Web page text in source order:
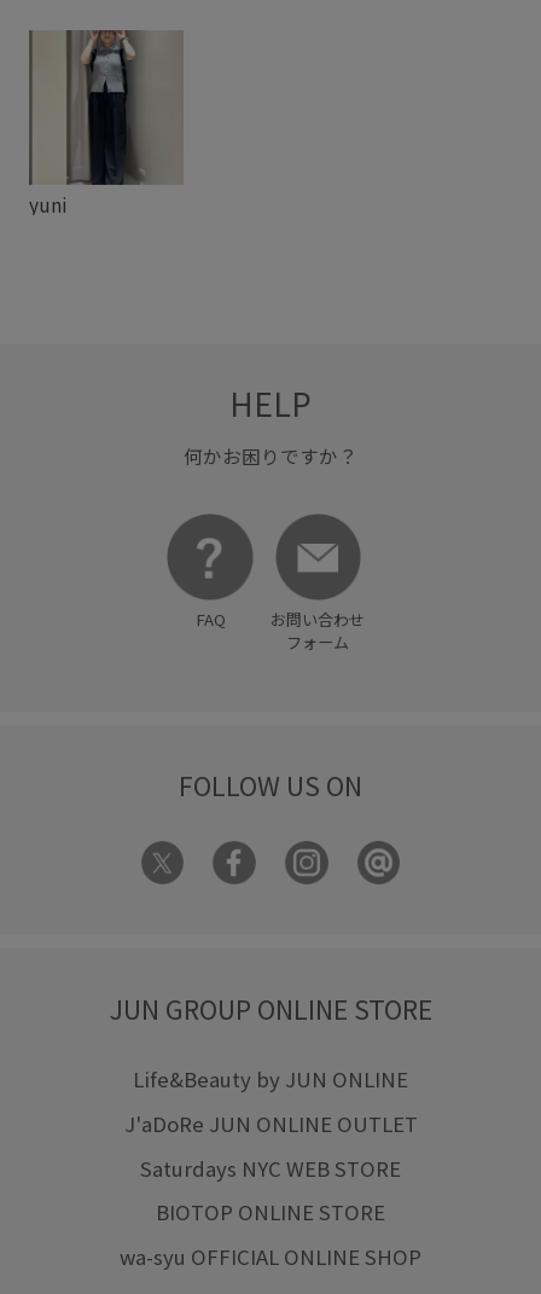
yuni
HELP
何かお困りですか？
FAQ
お問い合わせ
フォーム
FOLLOW US ON
JUN GROUP ONLINE STORE
Life&Beauty by JUN ONLINE
J'aDoRe JUN ONLINE OUTLET
Saturdays NYC WEB STORE
BIOTOP ONLINE STORE
wa-syu OFFICIAL ONLINE SHOP